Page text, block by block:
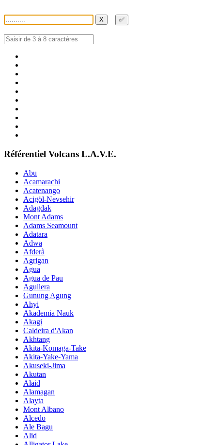
X ✅
Référentiel Volcans L.A.V.E.
Abu
Acamarachi
Acatenango
Acigöl-Nevsehir
Adagdak
Mont Adams
Adams Seamount
Adatara
Adwa
Afderà
Agrigan
Agua
Agua de Pau
Aguilera
Gunung Agung
Ahyi
Akademia Nauk
Akagi
Caldeira d'Akan
Akhtang
Akita-Komaga-Take
Akita-Yake-Yama
Akuseki-Jima
Akutan
Alaid
Alamagan
Alayta
Mont Albano
Alcedo
Ale Bagu
Alid